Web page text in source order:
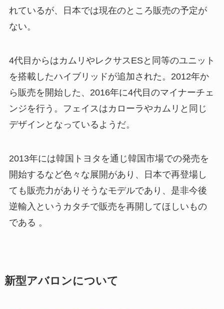
れているが、日本では現在のところ販売の予定が
ない。
4代目からはカムリやレクサスESと同等のユニット
を搭載したハイブリッドが追加された。2012年か
ら販売を開始した、2016年に4代目のマイナーチェ
ンジを行う。フェイスはカローラやカムリと同じ
デザインとなっているようだ。
2013年には韓国トヨタを通じ韓国市場での発売を
開始するなど色々な展開があり、日本で再登場し
ても販売力がありそうなモデルであり、是非今後
逆輸入というカタチで販売を再開してほしいもの
である 。
新型アバロンについて